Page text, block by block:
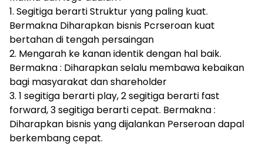
1. Segitiga berarti Struktur yang paling kuat.
Bermakna Diharapkan bisnis Pcrseroan kuat
bertahan di tengah persaingan
2. Mengarah ke kanan identik dengan hal baik.
Bermakna : Diharapkan selalu membawa kebaikan
bagi masyarakat dan shareholder
3. 1 segitiga berarti play, 2 segitiga berarti fast
forward, 3 segitiga berarti cepat. Bermakna :
Diharapkan bisnis yang dijalankan Perseroan dapal
berkembang cepat.